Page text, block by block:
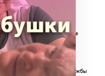
связи, информационных
25.04.2014 г.
и веб-сайт для сбора не
РОО «Милосердие», ОГРН
(140), (171)
Православной службы